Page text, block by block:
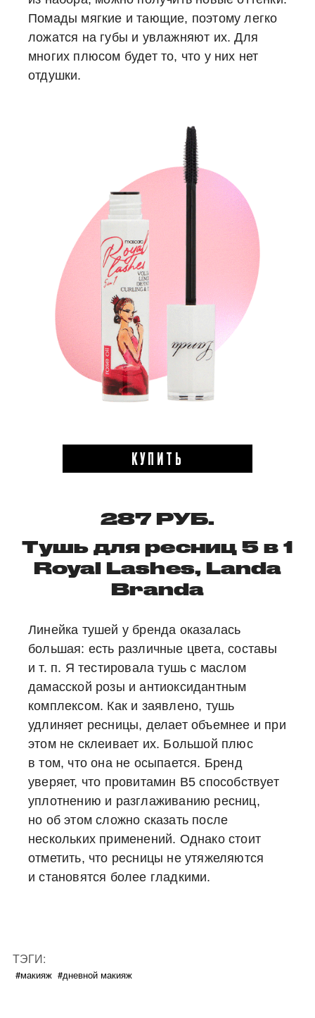
Помады мягкие и тающие, поэтому легко
ложатся на губы и увлажняют их. Для
многих плюсом будет то, что у них нет
отдушки.
КУПИТЬ
287 РУБ.
Тушь для ресниц 5 в 1
Royal Lashes, Landa
Branda
Линейка тушей у бренда оказалась
большая: есть различные цвета, составы
и т. п. Я тестировала тушь с маслом
дамасской розы и антиоксидантным
комплексом. Как и заявлено, тушь
удлиняет ресницы, делает объемнее и при
этом не склеивает их. Большой плюс
в том, что она не осыпается. Бренд
уверяет, что провитамин В5 способствует
уплотнению и разглаживанию ресниц,
но об этом сложно сказать после
нескольких применений. Однако стоит
отметить, что ресницы не утяжеляются
и становятся более гладкими.
ТЭГИ:
#макияж #дневной макияж